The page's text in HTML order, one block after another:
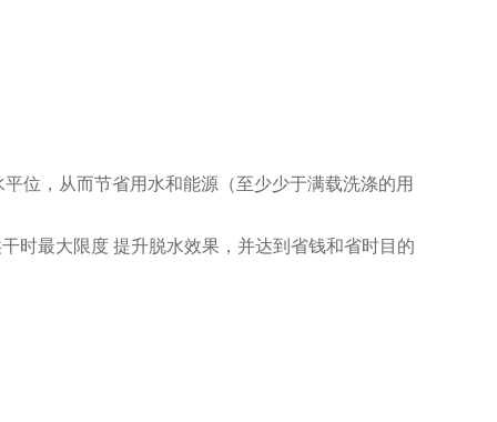
位，从而节省用水和能源（至少少于满载洗涤的用
时最大限度 提升脱水效果，并达到省钱和省时目的